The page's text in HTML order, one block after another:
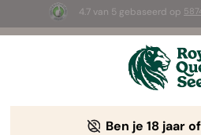
4.7 van 5 gebaseerd op
3 White Widow Auto
Ben je 18 jaar